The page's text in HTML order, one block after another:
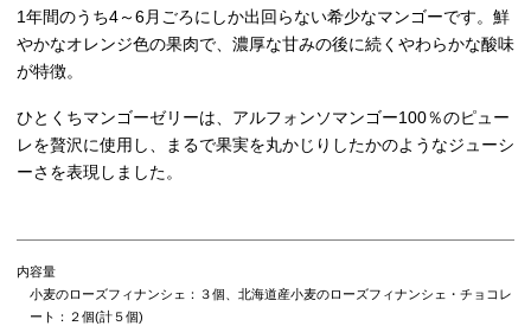
1年間のうち4～6月ごろにしか出回らない希少なマンゴーです。鮮
やかなオレンジ色の果肉で、濃厚な甘みの後に続くやわらかな酸味
が特徴。
ひとくちマンゴーゼリーは、アルフォンソマンゴー100％のピュー
レを贅沢に使用し、まるで果実を丸かじりしたかのようなジューシ
ーさを表現しました。
内容量
小麦のローズフィナンシェ：３個、北海道産小麦のローズフィナンシェ・チョコレ
ート：２個(計５個)